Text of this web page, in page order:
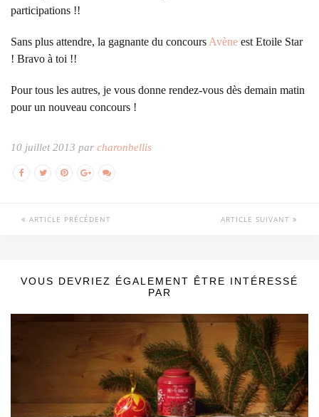
participations !!
Sans plus attendre, la gagnante du concours Avène est Etoile Star
! Bravo à toi !!
Pour tous les autres, je vous donne rendez-vous dès demain matin
pour un nouveau concours !
10 juillet 2013 par charonbellis
ARTICLE PRÉCÉDENT ARTICLE SUIVANT
VOUS DEVRIEZ ÉGALEMENT ÊTRE INTÉRESSÉ
PAR